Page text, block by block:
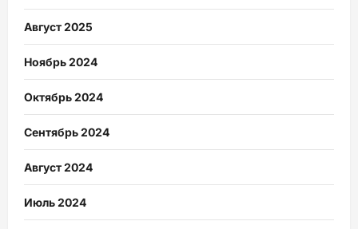
Август 2025
Ноябрь 2024
Октябрь 2024
Сентябрь 2024
Август 2024
Июль 2024